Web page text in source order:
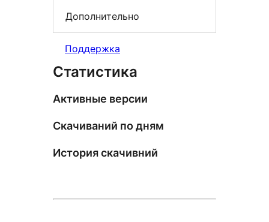
Дополнительно
Поддержка
Статистика
Активные версии
Скачиваний по дням
История скачивний